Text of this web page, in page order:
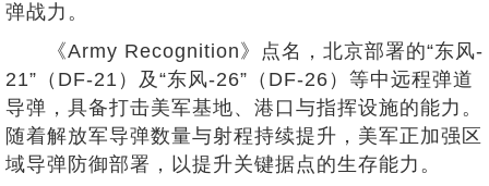
弹战力。
《Army Recognition》点名，北京部署的“东风-
21”（DF-21）及“东风-26”（DF-26）等中远程弹道
导弹，具备打击美军基地、港口与指挥设施的能力。
随着解放军导弹数量与射程持续提升，美军正加强区
域导弹防御部署，以提升关键据点的生存能力。